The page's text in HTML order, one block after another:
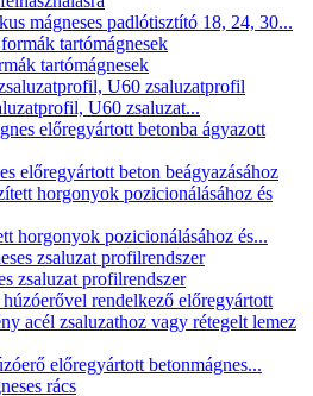
mágneses padlótisztító 18, 24, 30...
tartómágnesek
U60 zsaluzat...
előregyártott beton beágyazásához
horgonyok pozicionálásához és...
zsaluzat profilrendszer
előregyártott betonmágnes...